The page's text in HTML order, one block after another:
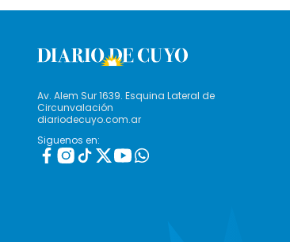
Av. Alem Sur 1639. Esquina Lateral de
Circunvalación
diariodecuyo.com.ar
Siguenos en: